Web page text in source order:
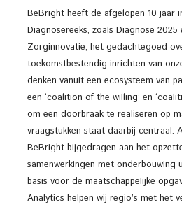
BeBright heeft de afgelopen 10 jaar
Diagnosereeks, zoals Diagnose 2025
Zorginnovatie, het gedachtegoed
toekomstbestendig inrichten van
denken vanuit een ecosysteem van
een ‘coalition of the willing’ en
om een doorbraak te realiseren op
vraagstukken staat daarbij centraal.
BeBright bijgedragen aan het
samenwerkingen met onderbouwing
basis voor de maatschappelijke
Analytics helpen wij regio’s met het